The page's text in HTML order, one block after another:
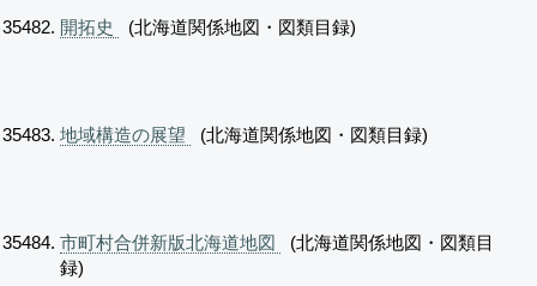
開拓史 (北海道関係地図・図類目録)
地域構造の展望 (北海道関係地図・図類目録)
市町村合併新版北海道地図
(北海道関係地図・図類目
録)